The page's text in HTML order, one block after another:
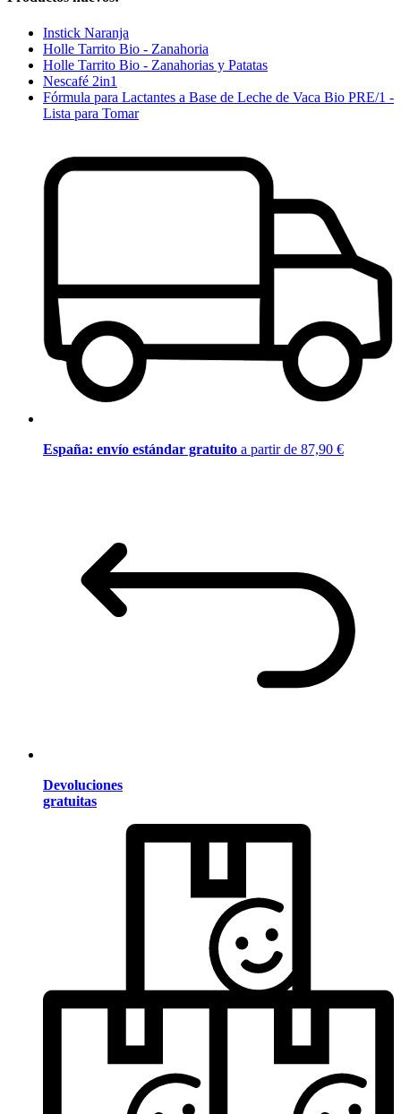
Instick Naranja
Holle Tarrito Bio - Zanahoria
Holle Tarrito Bio - Zanahorias y Patatas
Nescafé 2in1
Fórmula para Lactantes a Base de Leche de Vaca Bio PRE/1 -
Lista para Tomar
España: envío estándar gratuito a partir de 87,90 €
Devoluciones
gratuitas